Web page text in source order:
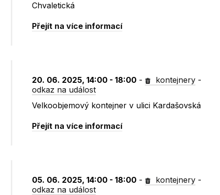
Chvaletická
Přejít na více informací
20. 06. 2025, 14:00 - 18:00 - kontejnery -
odkaz na událost
Velkoobjemový kontejner v ulici Kardašovská
Přejít na více informací
05. 06. 2025, 14:00 - 18:00 - kontejnery -
odkaz na událost